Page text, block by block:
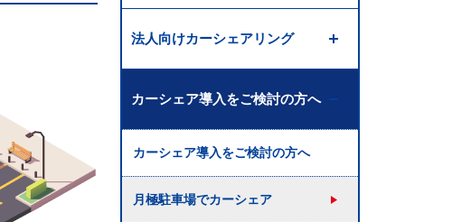
法人向けカーシェアリング
カーシェア導入をご検討の方へ
カーシェア導入をご検討の方へ
月極駐車場でカーシェア